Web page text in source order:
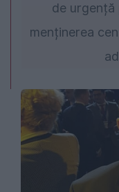
de urgență
menținerea